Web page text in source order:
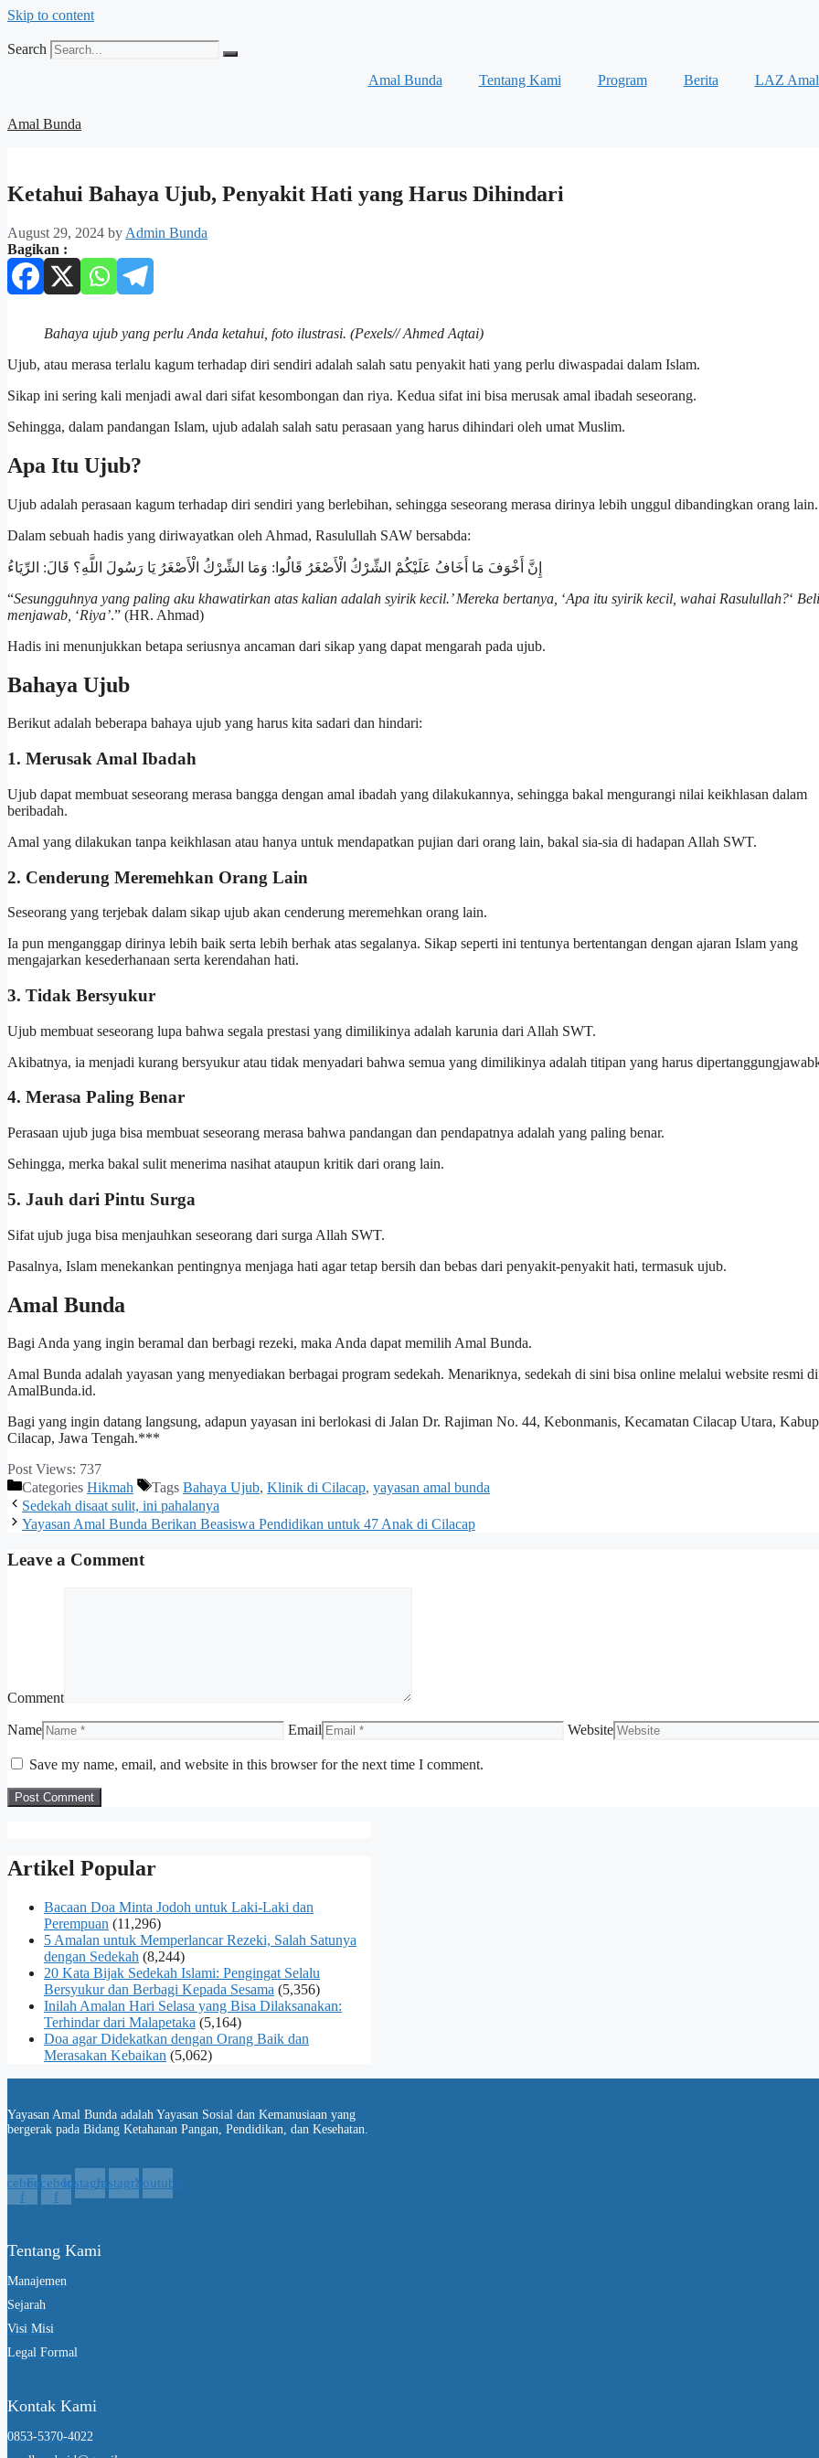
Skip to content
Search
Amal Bunda
Tentang Kami Program Berita LAZ
Amal Bunda
Ketahui Bahaya Ujub, Penyakit Hati yang Harus Dihindari
August 29, 2024 by Admin Bunda
Bagikan :
Bahaya ujub yang perlu Anda ketahui, foto ilustrasi. (Pexels// Ahmed Aqtai)
Ujub, atau merasa terlalu kagum terhadap diri sendiri adalah salah satu penyakit hati yang perlu diwaspadai dalam Islam.
Sikap ini sering kali menjadi awal dari sifat kesombongan dan riya. Kedua sifat ini bisa merusak amal ibadah seseorang.
Sehingga, dalam pandangan Islam, ujub adalah salah satu perasaan yang harus dihindari oleh umat Muslim.
Apa Itu Ujub?
Ujub adalah perasaan kagum terhadap diri sendiri yang berlebihan, sehingga seseorang merasa dirinya lebih unggul dibandingkan orang lain.
Dalam sebuah hadis yang diriwayatkan oleh Ahmad, Rasulullah SAW bersabda:
إِنَّ أَخْوَفَ مَا أَخَافُ عَلَيْكُمْ الشِّرْكُ الْأَصْغَرُ قَالُوا: وَمَا الشِّرْكُ الْأَصْغَرُ يَا رَسُولَ اللَّهِ؟ قَالَ: الرِّيَاءُ
“Sesungguhnya yang paling aku khawatirkan atas kalian adalah syirik kecil.’ Mereka bertanya, ‘Apa itu syirik kecil, wahai Rasulullah?‘
menjawab, ‘Riya’.” (HR. Ahmad)
Hadis ini menunjukkan betapa seriusnya ancaman dari sikap yang dapat mengarah pada ujub.
Bahaya Ujub
Berikut adalah beberapa bahaya ujub yang harus kita sadari dan hindari:
1. Merusak Amal Ibadah
Ujub dapat membuat seseorang merasa bangga dengan amal ibadah yang dilakukannya, sehingga bakal mengurangi nilai keikhlasan dalam
beribadah.
Amal yang dilakukan tanpa keikhlasan atau hanya untuk mendapatkan pujian dari orang lain, bakal sia-sia di hadapan Allah SWT.
2. Cenderung Meremehkan Orang Lain
Seseorang yang terjebak dalam sikap ujub akan cenderung meremehkan orang lain.
Ia pun menganggap dirinya lebih baik serta lebih berhak atas segalanya. Sikap seperti ini tentunya bertentangan dengan ajaran Islam yang
mengajarkan kesederhanaan serta kerendahan hati.
3. Tidak Bersyukur
Ujub membuat seseorang lupa bahwa segala prestasi yang dimilikinya adalah karunia dari Allah SWT.
Akibatnya, ia menjadi kurang bersyukur atau tidak menyadari bahwa semua yang dimilikinya adalah titipan yang harus
4. Merasa Paling Benar
Perasaan ujub juga bisa membuat seseorang merasa bahwa pandangan dan pendapatnya adalah yang paling benar.
Sehingga, merka bakal sulit menerima nasihat ataupun kritik dari orang lain.
5. Jauh dari Pintu Surga
Sifat ujub juga bisa menjauhkan seseorang dari surga Allah SWT.
Pasalnya, Islam menekankan pentingnya menjaga hati agar tetap bersih dan bebas dari penyakit-penyakit hati, termasuk ujub.
Amal Bunda
Bagi Anda yang ingin beramal dan berbagi rezeki, maka Anda dapat memilih Amal Bunda.
Amal Bunda adalah yayasan yang menyediakan berbagai program sedekah. Menariknya, sedekah di sini bisa online melalui website resmi di
AmalBunda.id.
Bagi yang ingin datang langsung, adapun yayasan ini berlokasi di Jalan Dr. Rajiman No. 44, Kebonmanis, Kecamatan Cilacap Utara,
Cilacap, Jawa Tengah.***
Post Views: 737
Categories Hikmah Tags Bahaya Ujub, Klinik di Cilacap, yayasan amal bunda
Sedekah disaat sulit, ini pahalanya
Yayasan Amal Bunda Berikan Beasiswa Pendidikan untuk 47 Anak di Cilacap
Leave a Comment
Comment
Name Email Website
Save my name, email, and website in this browser for the next time I comment.
Artikel Popular
Bacaan Doa Minta Jodoh untuk Laki-Laki dan
Perempuan (11,296)
5 Amalan untuk Memperlancar Rezeki, Salah Satunya
dengan Sedekah (8,244)
20 Kata Bijak Sedekah Islami: Pengingat Selalu
Bersyukur dan Berbagi Kepada Sesama (5,356)
Inilah Amalan Hari Selasa yang Bisa Dilaksanakan:
Terhindar dari Malapetaka (5,164)
Doa agar Didekatkan dengan Orang Baik dan
Merasakan Kebaikan (5,062)
Yayasan Amal Bunda adalah Yayasan Sosial dan Kemanusiaan yang
bergerak pada Bidang Ketahanan Pangan, Pendidikan, dan Kesehatan.
f
Facebook-
f
InstagramInstagramYoutube
Tentang Kami
Manajemen
Sejarah
Visi Misi
Legal Formal
Kontak Kami
0853-5370-4022